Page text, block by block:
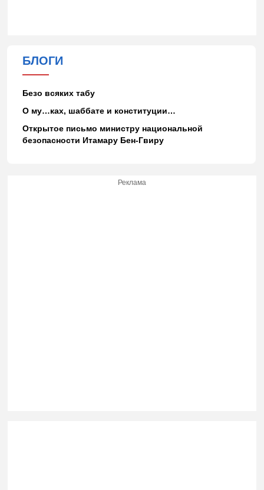
БЛОГИ
Безо всяких табу
О му…ках, шаббате и конституции…
Открытое письмо министру национальной
безопасности Итамару Бен-Гвиру
Реклама